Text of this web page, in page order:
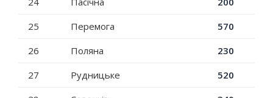
25
Перемога
570
26
Поляна
230
27
Рудницьке
520